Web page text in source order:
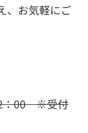
、お気軽にご
：00 ※受付